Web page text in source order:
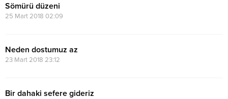
Sömürü düzeni
25 Mart 2018 02:09
Neden dostumuz az
23 Mart 2018 23:12
Bir dahaki sefere gideriz